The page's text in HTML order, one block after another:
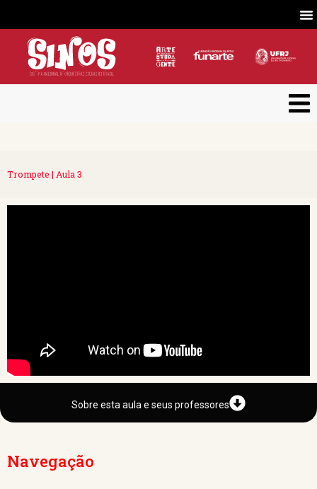
Trompete | Aula 3
Sobre esta aula e seus professores
Navegação